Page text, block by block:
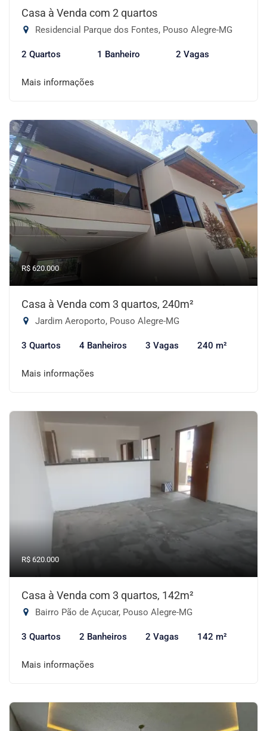
Casa à Venda com 2 quartos
Residencial Parque dos Fontes, Pouso Alegre-MG
2 Quartos 1 Banheiro 2 Vagas
Mais informações
R$ 620.000
Casa à Venda com 3 quartos, 240m²
Jardim Aeroporto, Pouso Alegre-MG
3 Quartos 4 Banheiros 3 Vagas 240 m²
Mais informações
R$ 620.000
Casa à Venda com 3 quartos, 142m²
Bairro Pão de Açucar, Pouso Alegre-MG
3 Quartos 2 Banheiros 2 Vagas 142 m²
Mais informações